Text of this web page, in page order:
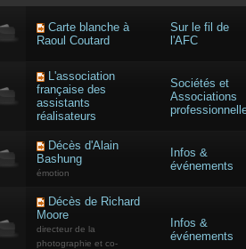
Carte blanche à
Raoul Coutard
Sur le fil de
l'AFC
L'association
française des
assistants
réalisateurs
Sociétés et
Associations
Décès d'Alain
Bashung
émotion
Infos &
événements
Décès de Richard
Moore
directeur de la
photographie et co-
Infos &
événements